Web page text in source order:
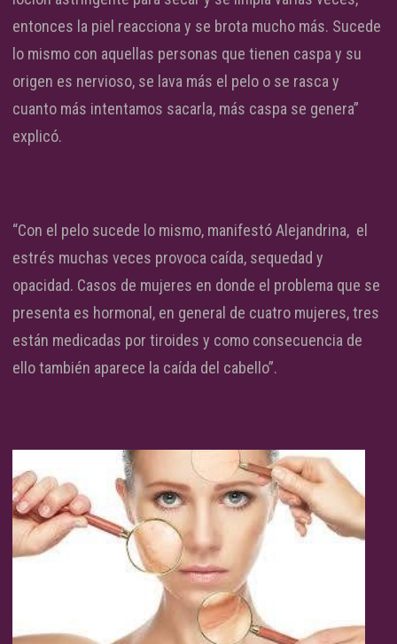
entonces la piel reacciona y se brota mucho más. Sucede
lo mismo con aquellas personas que tienen caspa y su
origen es nervioso, se lava más el pelo o se rasca y
cuanto más intentamos sacarla, más caspa se genera”
explicó.
“Con el pelo sucede lo mismo, manifestó Alejandrina, el
estrés muchas veces provoca caída, sequedad y
opacidad. Casos de mujeres en donde el problema que se
presenta es hormonal, en general de cuatro mujeres, tres
están medicadas por tiroides y como consecuencia de
ello también aparece la caída del cabello”.